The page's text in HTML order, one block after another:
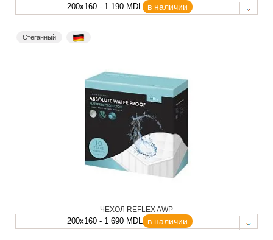
200x160 - 1 190 MDL в наличии
Стеганный
ЧЕХОЛ REFLEX AWP
200x160 - 1 690 MDL в наличии